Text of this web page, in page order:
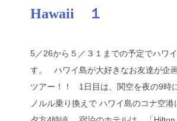
Hawaii １
5／26から５／３１までの予定でハワ
す。 ハワイ島が大好きなお友達が企
ツアー！！ 1日目は、関空を夜の9時
ノルル乗り換えで ハワイ島のコナ空港